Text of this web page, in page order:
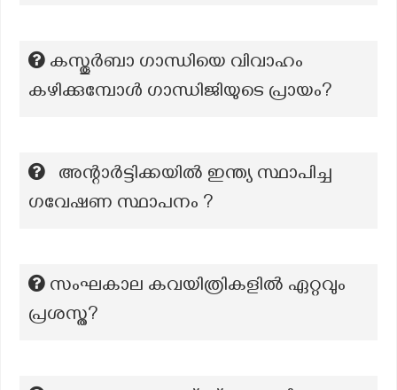
കസ്തൂർബാ ഗാന്ധിയെ വിവാഹം
കഴിക്കുമ്പോൾ ഗാന്ധിജിയുടെ പ്രായം?
അന്റാർട്ടിക്കയിൽ ഇന്ത്യ സ്ഥാപിച്ച
ഗവേഷണ സ്ഥാപനം ?
സംഘകാല കവയിത്രികളിൽ ഏറ്റവും
പ്രശസ്ത?